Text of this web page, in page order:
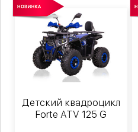
Детский квадроцикл
Forte ATV 125 G